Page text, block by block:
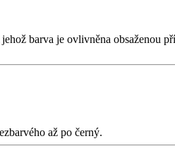
barva je ovlivněna obsaženou
až po černý.